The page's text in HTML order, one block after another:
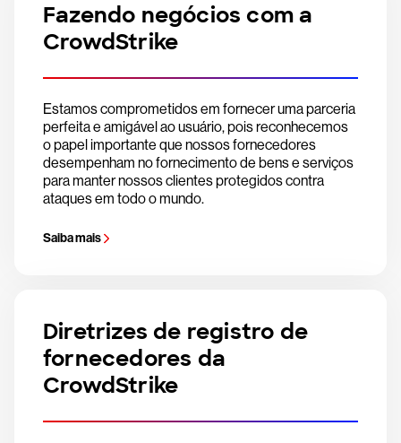
Fazendo negócios com a
CrowdStrike
Estamos comprometidos em fornecer uma parceria
perfeita e amigável ao usuário, pois reconhecemos
o papel importante que nossos fornecedores
desempenham no fornecimento de bens e serviços
para manter nossos clientes protegidos contra
ataques em todo o mundo.
Saiba mais
Diretrizes de registro de
fornecedores da
CrowdStrike